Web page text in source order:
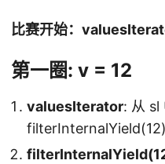
比赛开始：
第一圈: v = 12
valuesIterator: 从 sl
filterInternalYield(12)